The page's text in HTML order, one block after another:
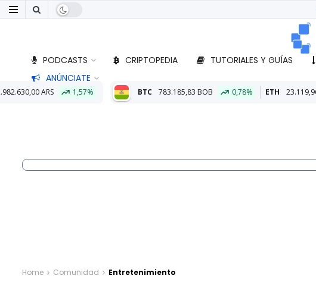
PODCASTS CRIPTOPEDIA TUTORIALES Y GUÍAS
ANÚNCIATE
BTC 783.185,83 BOB 0,78% ETH 23.119,96 BOB 2,21%
Home Comunidad Entretenimiento